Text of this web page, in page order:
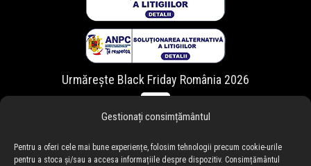
Gestionați consimțământul
Pentru a oferi cele mai bune experiențe, folosim tehnologii precum cookie-urile
pentru a stoca și/sau a accesa informațiile despre dispozitiv. Consimțământul
Urmărește Black Friday România 2026